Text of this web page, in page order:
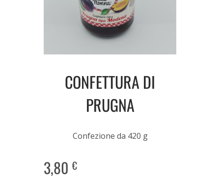
CONFETTURA DI
PRUGNA
Confezione da 420 g
3,80€